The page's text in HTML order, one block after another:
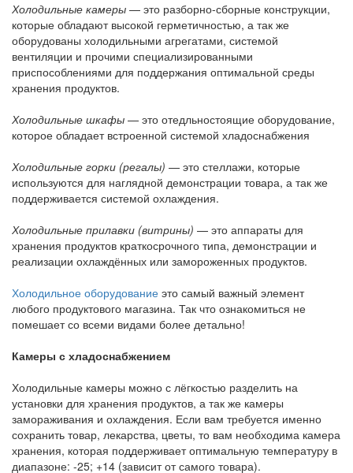
Холодильные камеры — это разборно-сборные конструкции,
которые обладают высокой герметичностью, а так же
оборудованы холодильными агрегатами, системой
вентиляции и прочими специализированными
приспособлениями для поддержания оптимальной среды
хранения продуктов.
Холодильные шкафы — это отедльностоящие оборудование,
которое обладает встроенной системой хладоснабжения
Холодильные горки (регалы) — это стеллажи, которые
используются для наглядной демонстрации товара, а так же
поддерживается системой охлаждения.
Холодильные прилавки (витрины) — это аппараты для
хранения продуктов краткосрочного типа, демонстрации и
реализации охлаждённых или замороженных продуктов.
Холодильное оборудование это самый важный элемент
любого продуктового магазина. Так что ознакомиться не
помешает со всеми видами более детально!
Камеры с хладоснабжением
Холодильные камеры можно с лёгкостью разделить на
установки для хранения продуктов, а так же камеры
замораживания и охлаждения. Если вам требуется именно
сохранить товар, лекарства, цветы, то вам необходима камера
хранения, которая поддерживает оптимальную температуру в
диапазоне: -25; +14 (зависит от самого товара).